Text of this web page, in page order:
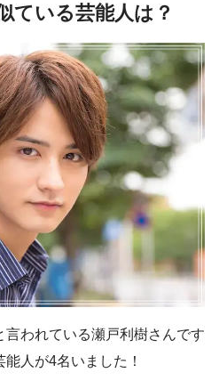
ている芸能人は？
言われている瀬戸利樹さんです
人が4名いました！